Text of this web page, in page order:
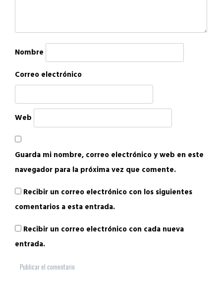
Nombre
Correo electrónico
Web
Guarda mi nombre, correo electrónico y web en este
navegador para la próxima vez que comente.
Recibir un correo electrónico con los siguientes
comentarios a esta entrada.
Recibir un correo electrónico con cada nueva
entrada.